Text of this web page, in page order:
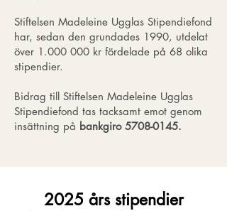
Stiftelsen Madeleine Ugglas Stipendiefond
har, sedan den grundades 1990, utdelat
över 1.000 000 kr fördelade på 68 olika
stipendier.
Bidrag till Stiftelsen Madeleine Ugglas
Stipendiefond tas tacksamt emot genom
insättning på bankgiro 5708-0145.
2025 års stipendier